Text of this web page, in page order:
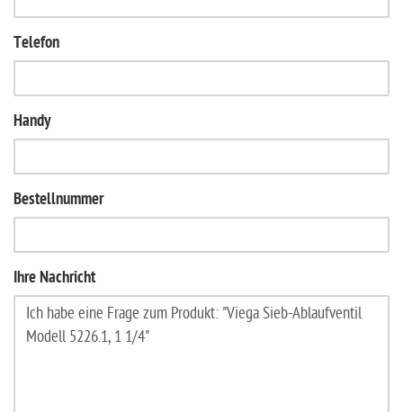
Telefon
Handy
Bestellnummer
Ihre Nachricht